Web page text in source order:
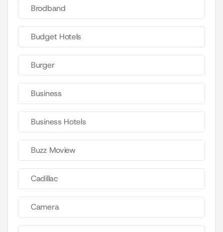
Brodband
Budget Hotels
Burger
Business
Business Hotels
Buzz Moview
Cadillac
Camera